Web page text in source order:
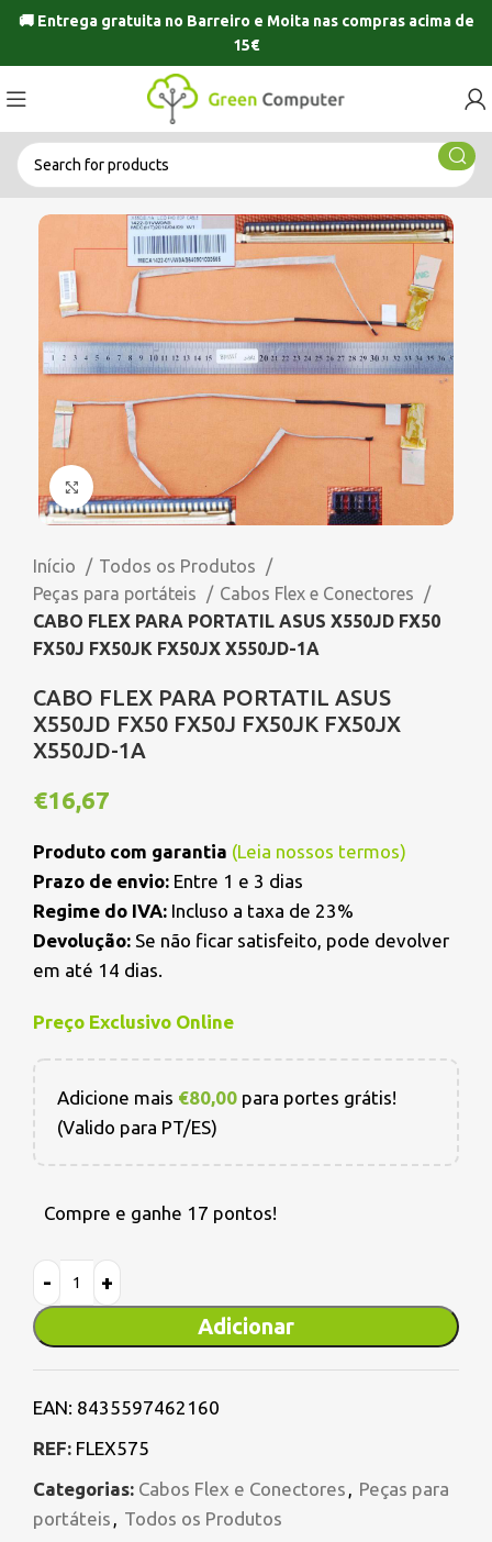
🚚 Entrega gratuita no Barreiro e Moitanas compras acima de
15€
Click to enlarge
Início
Todos os Produtos
Peças para portáteis
Cabos Flex e Conectores
CABO FLEX PARA PORTATIL ASUS X550JD FX50
FX50J FX50JK FX50JX X550JD-1A
CABO FLEX PARA PORTATIL ASUS
X550JD FX50 FX50J FX50JK FX50JX
X550JD-1A
€16,67
Produto com garantia (Leia nossos termos)
Prazo de envio: Entre 1 e 3 dias
Regime do IVA: Incluso a taxa de 23%
Devolução: Se não ficar satisfeito, pode devolver
em até 14 dias.
Preço Exclusivo Online
Adicione mais €80,00 para portes grátis!
(Valido para PT/ES)
Compre e ganhe 17 pontos!
Adicionar
EAN: 8435597462160
REF: FLEX575
Categorias: Cabos Flex e Conectores , Peças para
portáteis , Todos os Produtos